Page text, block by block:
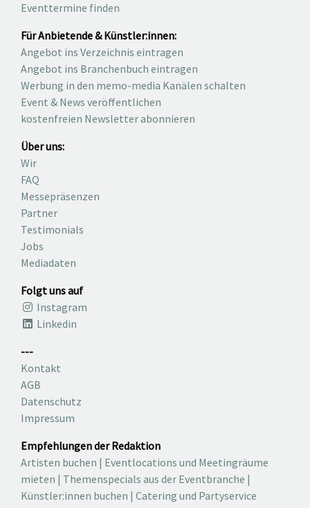
Eventtermine finden
Für Anbietende & Künstler:innen:
Angebot ins Verzeichnis eintragen
Angebot ins Branchenbuch eintragen
Werbung in den memo-media Kanälen schalten
Event & News veröffentlichen
kostenfreien Newsletter abonnieren
Über uns:
Wir
FAQ
Messepräsenzen
Partner
Testimonials
Jobs
Mediadaten
Folgt uns auf
Instagram
Linkedin
---
Kontakt
AGB
Datenschutz
Impressum
Empfehlungen der Redaktion
Artisten buchen | Eventlocations und Meetingräume
mieten | Themenspecials aus der Eventbranche |
Künstler:innen buchen | Catering und Partyservice